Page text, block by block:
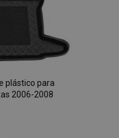
de
Deseos
plástico para
2006-2008